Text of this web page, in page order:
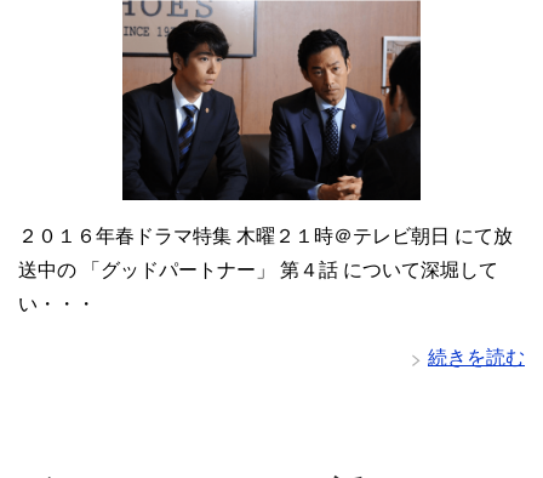
２０１６年春ドラマ特集 木曜２１時＠テレビ朝日 にて放
送中の 「グッドパートナー」 第４話 について深堀して
い・・・
続きを読む